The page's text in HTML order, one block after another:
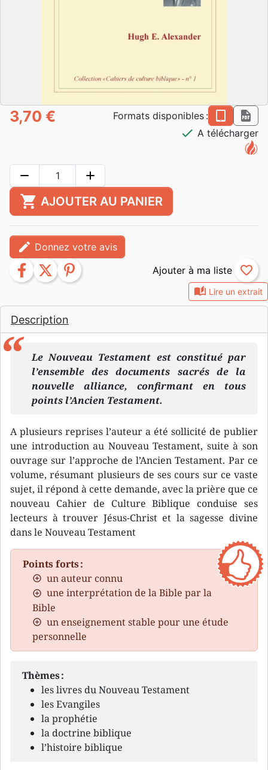
auto_stories Lire un extrait
Description
Le Nouveau Testament est constitué par
l’ensemble des documents sacrés de la
nouvelle alliance, confirmant en tous
points l’Ancien Testament.
A plusieurs reprises l’auteur a été sollicité de publier
une introduction au Nouveau Testament, suite à son
ouvrage sur l’approche de l’Ancien Testament. Par ce
volume, résumant plusieurs de ses cours sur ce vaste
sujet, il répond à cette demande, avec la prière que ce
nouveau Cahier de Culture Biblique conduise ses
lecteurs à trouver Jésus-Christ et la sagesse divine
dans le Nouveau Testament
Points forts :
un auteur connu
une interprétation de la Bible par la
Bible
un enseignement stable pour une étude
personnelle
Thèmes :
les livres du Nouveau Testament
les Evangiles
la prophétie
la doctrine biblique
l’histoire biblique
3,70 € Formats disponibles : epub
pdf
check A télécharger
remove add
shopping_cart AJOUTER AU PANIER
edit Donnez votre avis
facebook twitter pinterest favorite_border